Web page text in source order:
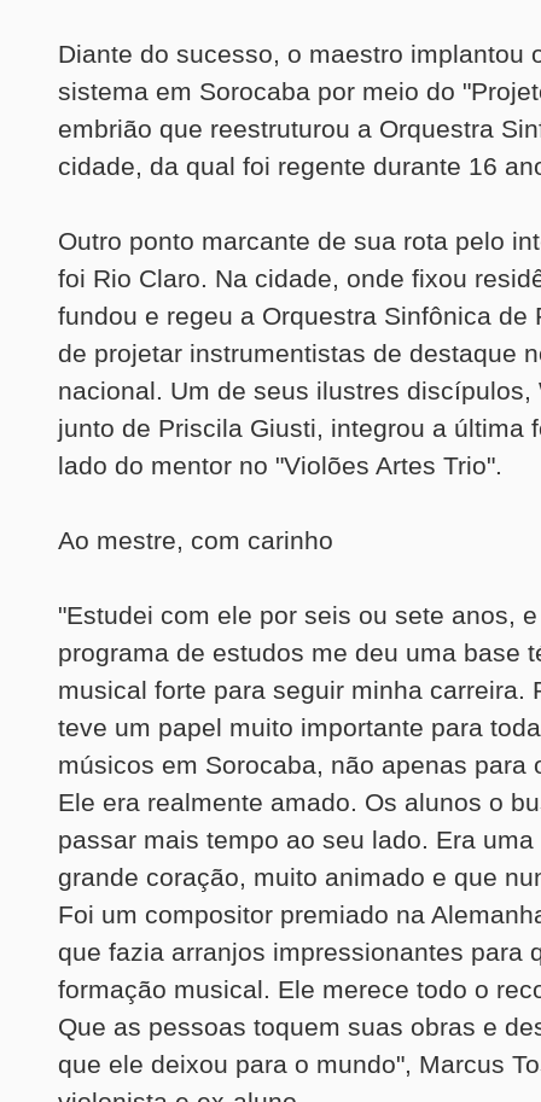
Diante do sucesso, o maestro implantou
sistema em Sorocaba por meio do
embrião que reestruturou a Orquestra
cidade, da qual foi regente durante 16
Outro ponto marcante de sua rota pelo
foi Rio Claro. Na cidade, onde fixou
fundou e regeu a Orquestra Sinfônica de
de projetar instrumentistas de destaque
nacional. Um de seus ilustres discípulos,
junto de Priscila Giusti, integrou a última
lado do mentor no "Violões Artes Trio".
Ao mestre, com carinho
"Estudei com ele por seis ou sete anos,
programa de estudos me deu uma base
musical forte para seguir minha carreira.
teve um papel muito importante para
músicos em Sorocaba, não apenas para
Ele era realmente amado. Os alunos o
passar mais tempo ao seu lado. Era
grande coração, muito animado e que
Foi um compositor premiado na
que fazia arranjos impressionantes para
formação musical. Ele merece todo o
Que as pessoas toquem suas obras e
que ele deixou para o mundo", Marcus